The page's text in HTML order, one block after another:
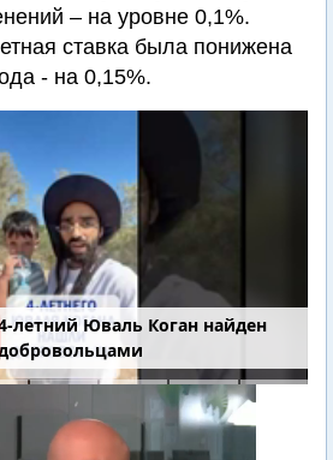
– на уровне 0,1%.
ставка была понижена
- на 0,15%.
летний Юваль Коган найден